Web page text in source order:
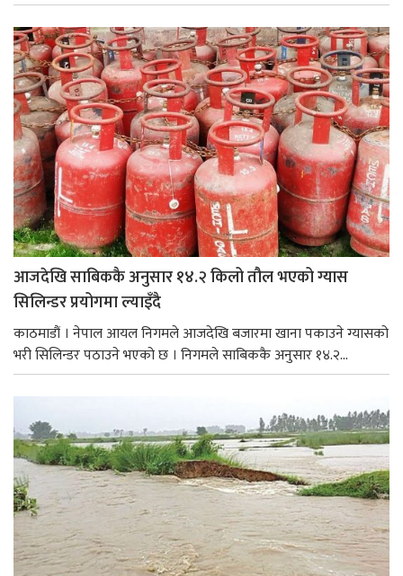
आजदेखि साबिककै अनुसार १४.२ किलो तौल भएको ग्यास
सिलिन्डर प्रयोगमा ल्याइँदै
काठमाडौं । नेपाल आयल निगमले आजदेखि बजारमा खाना पकाउने ग्यासको
भरी सिलिन्डर पठाउने भएको छ । निगमले साबिककै अनुसार १४.२...